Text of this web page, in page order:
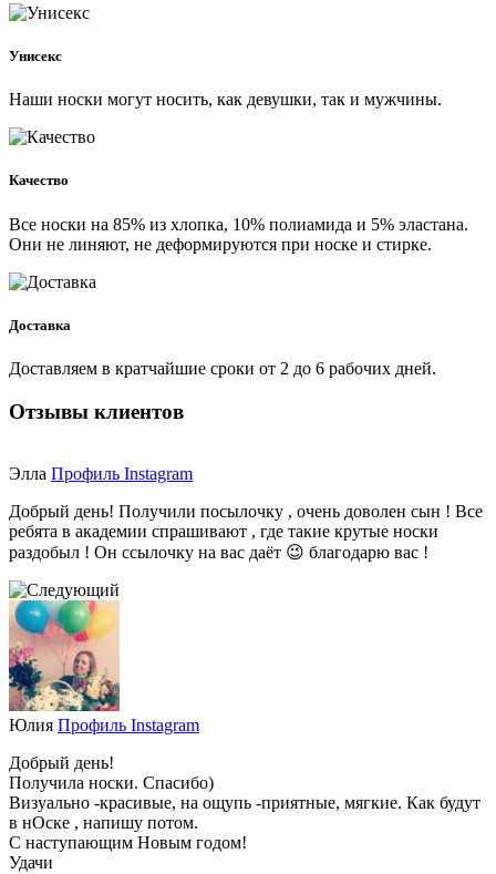
Унисекс
Наши носки могут носить, как девушки, так и мужчины.
Качество
Все носки на 85% из хлопка, 10% полиамида и 5% эластана.
Они не линяют, не деформируются при носке и стирке.
Доставка
Доставляем в кратчайшие сроки от 2 до 6 рабочих дней.
Отзывы клиентов
Элла Профиль Instagram
Добрый день! Получили посылочку , очень доволен сын ! Все
ребята в академии спрашивают , где такие крутые носки
раздобыл ! Он ссылочку на вас даёт 😉 благодарю вас !
Юлия Профиль Instagram
Добрый день!
Получила носки. Спасибо)
Визуально -красивые, на ощупь -приятные, мягкие. Как будут
в нОске , напишу потом.
С наступающим Новым годом!
Удачи